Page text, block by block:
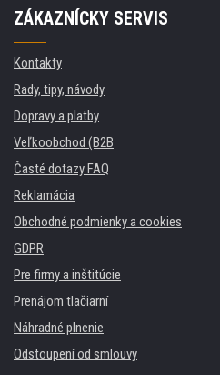
ZÁKAZNÍCKY SERVIS
Kontakty
Rady, tipy, návody
Dopravy a platby
Veľkoobchod (B2B
Časté dotazy FAQ
Reklamácia
Obchodné podmienky a cookies
GDPR
Pre firmy a inštitúcie
Prenájom tlačiarní
Náhradné plnenie
Odstoupení od smlouvy